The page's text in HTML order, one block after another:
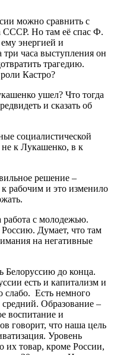
можно сравнить с
СССР. Но там её спас Ф.
энергией и
три часа выступления он
трагедию.
Кастро?
ушел? Что тогда
и сказать об
социалистической
к Лукашенко, в к
решение –
рабочим и это изменило
с молодежью.
Думает, что там
на негативные
Белоруссию до конца.
есть и капитализм и
слабо. Есть немного
Образование –
воспитание и
говорит, что наша цель
Уровень
их товар, кроме России,